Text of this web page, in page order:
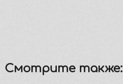
Смотрите также: